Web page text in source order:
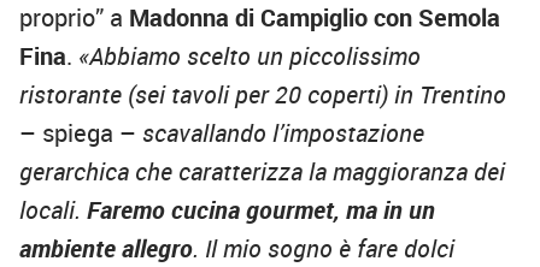
proprio” a Madonna di Campiglio con Semola
Fina. «Abbiamo scelto un piccolissimo
ristorante (sei tavoli per 20 coperti) in Trentino
– spiega – scavallando l’impostazione
gerarchica che caratterizza la maggioranza dei
locali. Faremo cucina gourmet, ma in un
ambiente allegro. Il mio sogno è fare dolci